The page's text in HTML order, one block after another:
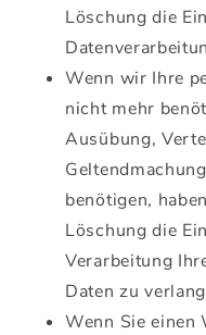
Löschung die
Wenn wir Ihre
nicht mehr
Ausübung,
benötigen,
Löschung die
Verarbeitung
Daten zu
Wenn Sie